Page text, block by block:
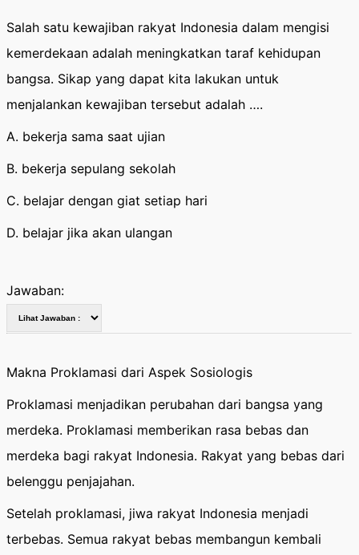
Salah satu kewajiban rakyat Indonesia dalam mengisi
kemerdekaan adalah meningkatkan taraf kehidupan
bangsa. Sikap yang dapat kita lakukan untuk
menjalankan kewajiban tersebut adalah ….
A. bekerja sama saat ujian
B. bekerja sepulang sekolah
C. belajar dengan giat setiap hari
D. belajar jika akan ulangan
Jawaban:
Makna Proklamasi dari Aspek Sosiologis
Proklamasi menjadikan perubahan dari bangsa yang
merdeka. Proklamasi memberikan rasa bebas dan
merdeka bagi rakyat Indonesia. Rakyat yang bebas dari
belenggu penjajahan.
Setelah proklamasi, jiwa rakyat Indonesia menjadi
terbebas. Semua rakyat bebas membangun kembali